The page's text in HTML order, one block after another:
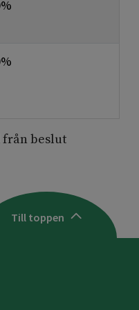
från beslut
Till toppen